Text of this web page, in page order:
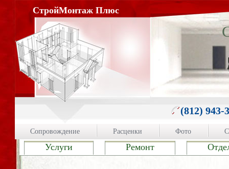
СтройМонтаж Плюс
(812) 943-
Сопровождение Расценки Фото
Услуги Ремонт